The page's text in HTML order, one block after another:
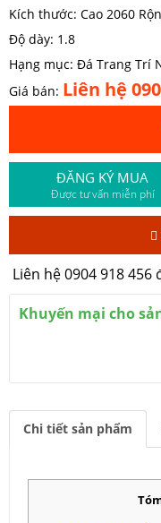
Kích thước: Cao 2060
Độ dày: 1.8
Hạng mục: Đá Trang Trí
Giá bán: Liên hệ
ĐĂNG KÝ MUA
Được tư vấn miễn phí
Liên hệ 0904 918
Khuyến mại cho
Chi tiết sản phẩm